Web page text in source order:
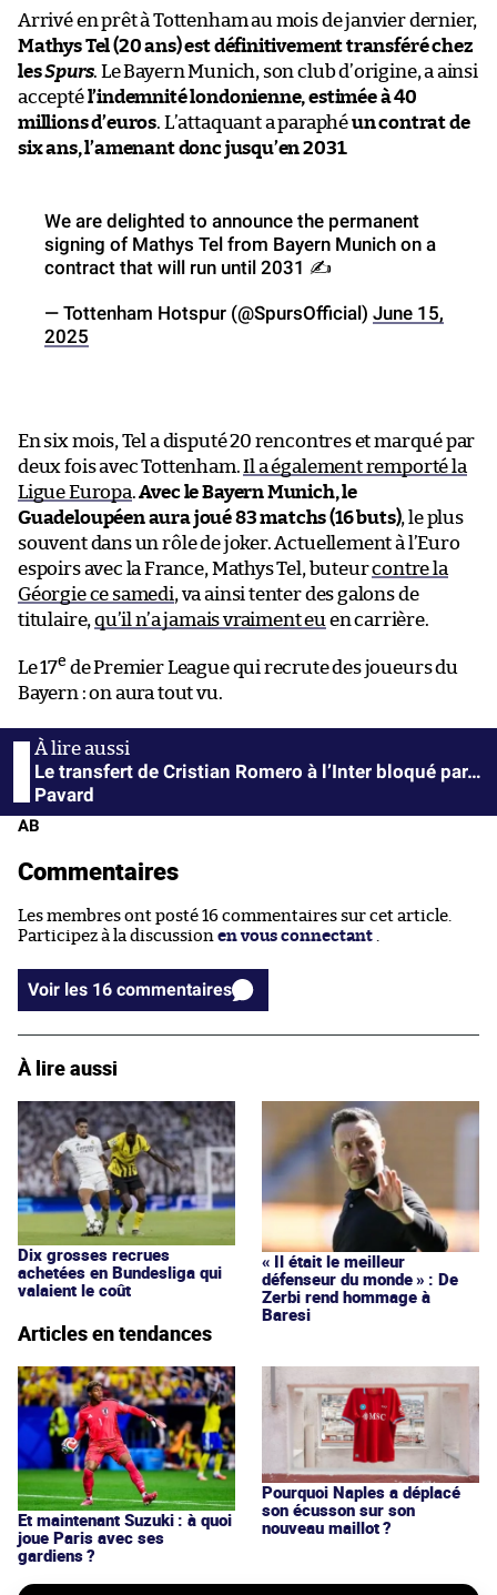
Arrivé en prêt à Tottenham au mois de janvier dernier,
Mathys Tel (20 ans) est définitivement transféré chez
lesSpurs. Le Bayern Munich, son club d’origine, a ainsi
acceptél’indemnité londonienne, estimée à 40
millions d’euros. L’attaquant a paraphéun contrat de
six ans, l’amenant donc jusqu’en 2031.
We are delighted to announce the permanent
signing of Mathys Tel from Bayern Munich on a
contract that will run until 2031 ✍️
— Tottenham Hotspur (@SpursOfficial) June 15,
2025
En six mois, Tel a disputé 20 rencontres et marqué par
deux fois avec Tottenham.Il a également remporté la
Ligue Europa.Avec le Bayern Munich, le
Guadeloupéen aura joué 83 matchs (16 buts), le plus
souvent dans un rôle de joker. Actuellement à l’Euro
espoirs avec la France, Mathys Tel, buteurcontre la
Géorgie ce samedi, va ainsi tenter des galons de
titulaire,qu’il n’a jamais vraiment eu en carrière.
Le 17e de Premier League qui recrute des joueurs du
Bayern : on aura tout vu.
Le transfert de Cristian Romero à l’Inter bloqué par…
Pavard
AB
Commentaires
Les membres ont posté 16 commentaires sur cet article.
Participez à la discussion en vous connectant
Voir les 16 commentaires
À lire aussi
Dix grosses recrues
achetées en Bundesliga qui
valaient le coût
« Il était le meilleur
défenseur du monde » : De
Zerbi rend hommage à
Baresi
Articles en tendances
Et maintenant Suzuki : à quoi
joue Paris avec ses
gardiens ?
Pourquoi Naples a déplacé
son écusson sur son
nouveau maillot ?